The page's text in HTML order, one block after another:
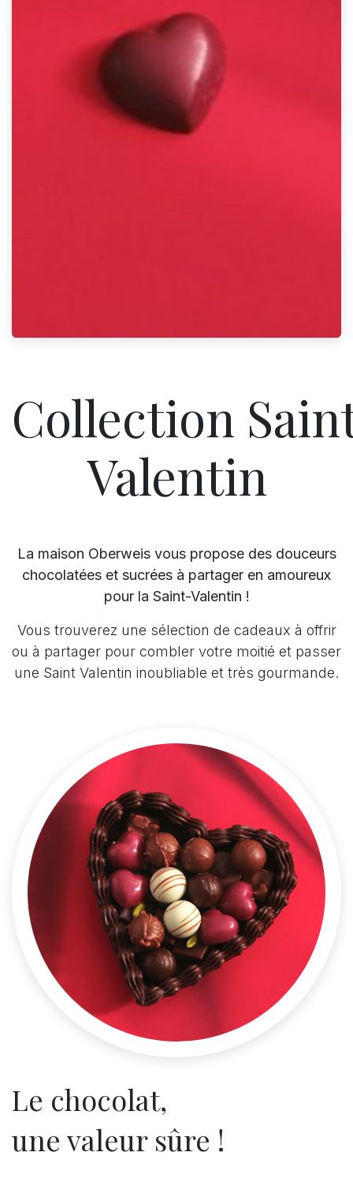
Collection
Valentin
La maison Oberweis vous propose des douceurs
chocolatées et sucrées à partager en amoureux
pour la Saint-Valentin !
Vous trouverez une sélection de cadeaux à offrir
ou à partager pour combler votre moitié et passer
une Saint Valentin inoubliable et très gourmande.
Le chocolat,
une valeur sûre !